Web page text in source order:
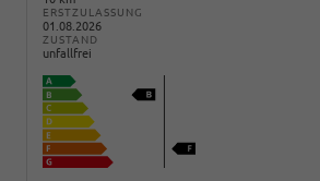
ERSTZULASSUNG
01.08.2026
ZUSTAND
unfallfrei